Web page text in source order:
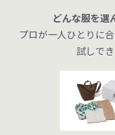
どんな服を選
プロが一人ひとりに
試しで